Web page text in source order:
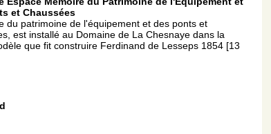
et Chaussées
du patrimoine de l'équipement et des ponts et
est installé au Domaine de La Chesnaye dans la
que fit construire Ferdinand de Lesseps 1854 [13